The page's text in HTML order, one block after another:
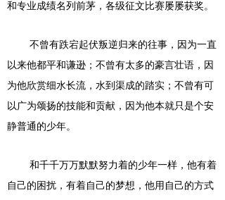
和专业成绩名列前茅，各级征文比赛屡屡获奖。
不曾有跌宕起伏叛逆归来的往事，因为一直
以来他都平和谦逊；不曾有太多的豪言壮语，因
为他欣赏细水长流，水到渠成的踏实；不曾有可
以广为颂扬的技能和贡献，因为他本就只是个安
静普通的少年。
和千千万万默默努力着的少年一样，他有着
自己的困扰，有着自己的梦想，他用自己的方式